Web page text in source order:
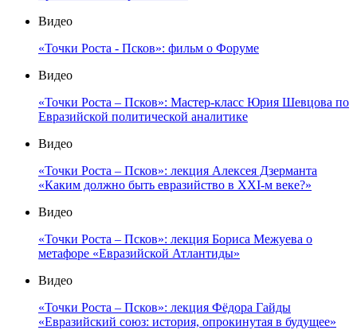
Видео
«Точки Роста - Псков»: фильм о Форуме
Видео
«Точки Роста – Псков»: Мастер-класс Юрия Шевцова по
Евразийской политической аналитике
Видео
«Точки Роста – Псков»: лекция Алексея Дзерманта
«Каким должно быть евразийство в XXI-м веке?»
Видео
«Точки Роста – Псков»: лекция Бориса Межуева о
метафоре «Евразийской Атлантиды»
Видео
«Точки Роста – Псков»: лекция Фёдора Гайды
«Евразийский союз: история, опрокинутая в будущее»